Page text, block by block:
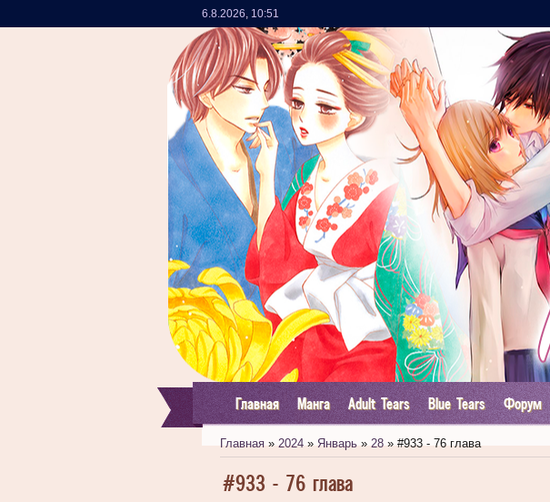
6.8.2026, 10:51
Главная Манга Adult Tears Blue Tears Форум
Главная » 2024 » Январь » 28 » #933 - 76 глава
#933 - 76 глава